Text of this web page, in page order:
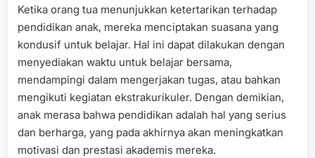
Ketika orang tua menunjukkan ketertarikan terhadap
pendidikan anak, mereka menciptakan suasana yang
kondusif untuk belajar. Hal ini dapat dilakukan dengan
menyediakan waktu untuk belajar bersama,
mendampingi dalam mengerjakan tugas, atau bahkan
mengikuti kegiatan ekstrakurikuler. Dengan demikian,
anak merasa bahwa pendidikan adalah hal yang serius
dan berharga, yang pada akhirnya akan meningkatkan
motivasi dan prestasi akademis mereka.